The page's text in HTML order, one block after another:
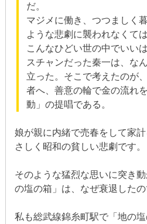
だ。
マジメに働き、つつましく
ような悲劇に襲われなくて
こんなひどい世の中でいい
スチャンだった秦一は、な
立った。そこで考えたのが
者へ、善意の輪で金の流れ
動」の提唱である。
娘が親に内緒で売春をして家
さしく昭和の貧しい悲劇です。
そのような猛烈な思いに突き
の塩の箱」は、なぜ衰退したの
私も総武線錦糸町駅で「地の